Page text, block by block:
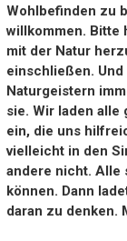
Wohlbefinden zu
willkommen. Bitte
mit der Natur
einschließen.
Naturgeistern
sie. Wir laden
ein, die uns
vielleicht in den
andere nicht. Alle
können. Dann
daran zu denken.